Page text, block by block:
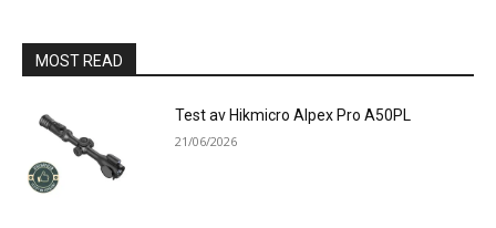
MOST READ
Test av Hikmicro Alpex Pro A50PL
21/06/2026